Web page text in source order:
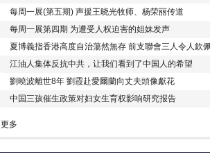
每周一展(第五期) 声援王晓光牧师、杨荣丽传道
每周一展第四期 为遭受人权迫害的姐妹发声
夏博義指香港高度自治蕩然無存 前支聯會三人令人欽
江油人集体反抗中共，让我们看到了中国人的希望
劉曉波離世8年 劉霞赴愛爾蘭向丈夫頭像獻花
中国三孩催生政策对妇女生育权影响研究报告
更多